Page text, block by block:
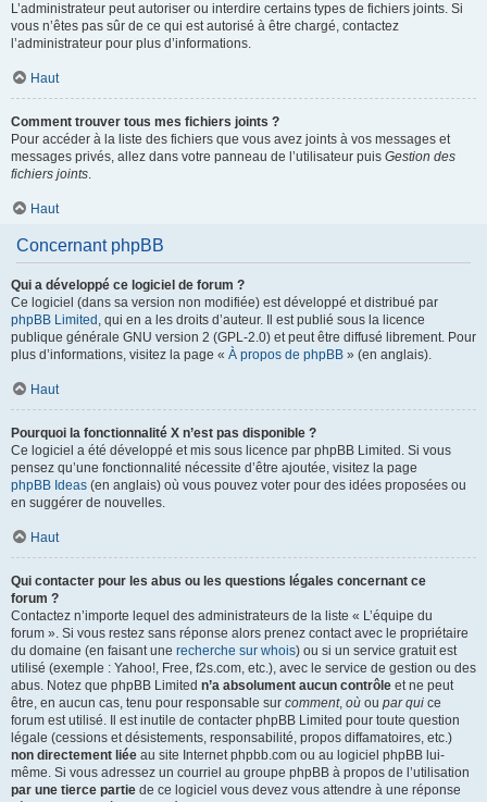
L’administrateur peut autoriser ou interdire certains types de fichiers joints. Si
vous n’êtes pas sûr de ce qui est autorisé à être chargé, contactez
l’administrateur pour plus d’informations.
Haut
Comment trouver tous mes fichiers joints ?
Pour accéder à la liste des fichiers que vous avez joints à vos messages et
messages privés, allez dans votre panneau de l’utilisateur puis Gestion des
fichiers joints.
Haut
Concernant phpBB
Qui a développé ce logiciel de forum ?
Ce logiciel (dans sa version non modifiée) est développé et distribué par
phpBB Limited , qui en a les droits d’auteur. Il est publié sous la licence
publique générale GNU version 2 (GPL-2.0) et peut être diffusé librement. Pour
plus d’informations, visitez la page « À propos de phpBB » (en anglais).
Haut
Pourquoi la fonctionnalité X n’est pas disponible ?
Ce logiciel a été développé et mis sous licence par phpBB Limited. Si vous
pensez qu’une fonctionnalité nécessite d’être ajoutée, visitez la page
phpBB Ideas (en anglais) où vous pouvez voter pour des idées proposées ou
en suggérer de nouvelles.
Haut
Qui contacter pour les abus ou les questions légales concernant ce
forum ?
Contactez n’importe lequel des administrateurs de la liste « L’équipe du
forum ». Si vous restez sans réponse alors prenez contact avec le propriétaire
du domaine (en faisant une recherche sur whois) ou si un service gratuit est
utilisé (exemple : Yahoo!, Free, f2s.com, etc.), avec le service de gestion ou des
abus. Notez que phpBB Limited n’a absolument aucun contrôle et ne peut
être, en aucun cas, tenu pour responsable sur comment, où ou par qui ce
forum est utilisé. Il est inutile de contacter phpBB Limited pour toute question
légale (cessions et désistements, responsabilité, propos diffamatoires, etc.)
non directement liée au site Internet phpbb.com ou au logiciel phpBB lui-
même. Si vous adressez un courriel au groupe phpBB à propos de l’utilisation
par une tierce partie de ce logiciel vous devez vous attendre à une réponse